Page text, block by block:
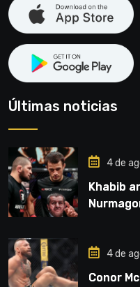
Últimas noticias
4 de
Khabib
4 de
Conor